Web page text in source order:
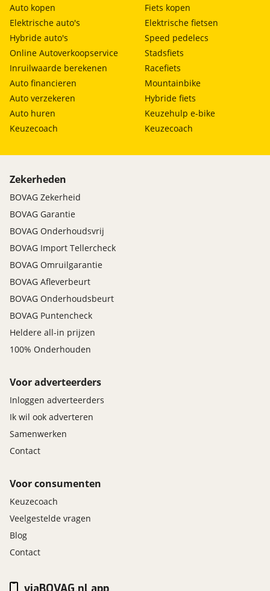
Auto kopen
Elektrische auto's
Hybride auto's
Online Autoverkoopservice
Inruilwaarde berekenen
Auto financieren
Auto verzekeren
Auto huren
Keuzecoach
Fiets kopen
Elektrische fietsen
Speed pedelecs
Stadsfiets
Racefiets
Mountainbike
Hybride fiets
Keuzehulp e-bike
Keuzecoach
Zekerheden
BOVAG Zekerheid
BOVAG Garantie
BOVAG Onderhoudsvrij
BOVAG Import Tellercheck
BOVAG Omruilgarantie
BOVAG Afleverbeurt
BOVAG Onderhoudsbeurt
BOVAG Puntencheck
Heldere all-in prijzen
100% Onderhouden
Voor adverteerders
Inloggen adverteerders
Ik wil ook adverteren
Samenwerken
Contact
Voor consumenten
Keuzecoach
Veelgestelde vragen
Blog
Contact